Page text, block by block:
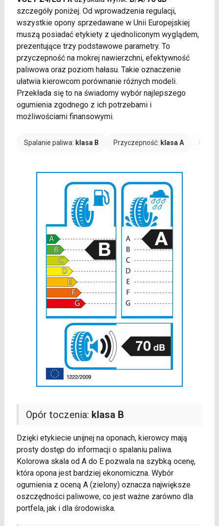
szczegóły poniżej. Od wprowadzenia regulacji,
wszystkie opony sprzedawane w Unii Europejskiej
muszą posiadać etykiety z ujednoliconym wyglądem,
prezentujące trzy podstawowe parametry. To
przyczepność na mokrej nawierzchni, efektywność
paliwowa oraz poziom hałasu. Takie oznaczenie
ułatwia kierowcom porównanie różnych modeli.
Przekłada się to na świadomy wybór najlepszego
ogumienia zgodnego z ich potrzebami i
możliwościami finansowymi.
Spalanie paliwa: klasa B Przyczepność: klasa A Hałas:
Opór toczenia: klasa B
Dzięki etykiecie unijnej na oponach, kierowcy mają
prosty dostęp do informacji o spalaniu paliwa.
Kolorowa skala od A do E pozwala na szybką ocenę,
która opona jest bardziej ekonomiczna. Wybór
ogumienia z oceną A (zielony) oznacza największe
oszczędności paliwowe, co jest ważne zarówno dla
portfela, jak i dla środowiska.